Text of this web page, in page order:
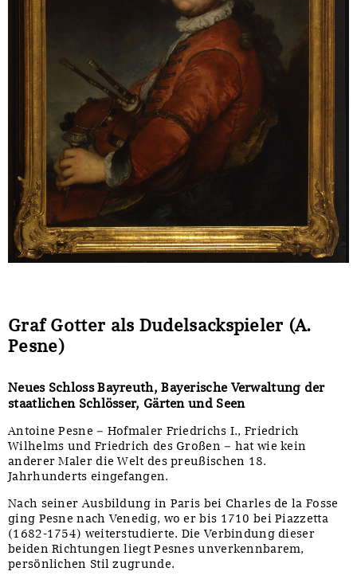
Graf Gotter als Dudelsackspieler (A.
Pesne)
Neues Schloss Bayreuth, Bayerische Verwaltung der
staatlichen Schlösser, Gärten und Seen
Antoine Pesne – Hofmaler Friedrichs I., Friedrich
Wilhelms und Friedrich des Großen – hat wie kein
anderer Maler die Welt des preußischen 18.
Jahrhunderts eingefangen.
Nach seiner Ausbildung in Paris bei Charles de la Fosse
ging Pesne nach Venedig, wo er bis 1710 bei Piazzetta
(1682-1754) weiterstudierte. Die Verbindung dieser
beiden Richtungen liegt Pesnes unverkennbarem,
persönlichen Stil zugrunde.
Sonstiges